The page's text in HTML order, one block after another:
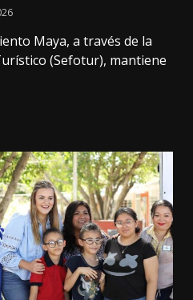
Maya, a través de la
(Sefotur), mantiene